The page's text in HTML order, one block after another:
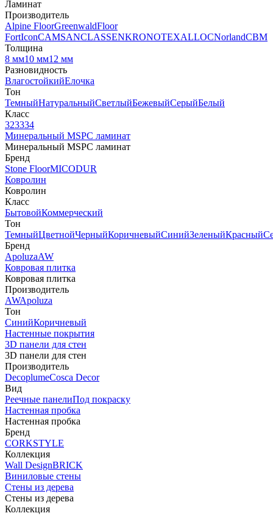
Ламинат
Производитель
Alpine FloorGreenwaldFloor
FortIconCAMSANCLASSENKRONOTEXALLOCNorlandCBM
Толщина
8 мм10 мм12 мм
Разновидность
ВлагостойкийЕлочка
Тон
ТемныйНатуральныйСветлыйБежевыйСерыйБелый
Класс
323334
Минеральный MSPC ламинат
Минеральный MSPC ламинат
Бренд
Stone FloorMICODUR
Ковролин
Ковролин
Класс
БытовойКоммерческий
Тон
ТемныйЦветнойЧерныйКоричневыйСинийЗеленыйКрасный
Бренд
ApoluzaAW
Ковровая плитка
Ковровая плитка
Производитель
AWApoluza
Тон
СинийКоричневый
Настенные покрытия
3D панели для стен
3D панели для стен
Производитель
DecoplumeCosca Decor
Вид
Реечные панелиПод покраску
Настенная пробка
Настенная пробка
Бренд
CORKSTYLE
Коллекция
Wall DesignBRICK
Виниловые стены
Стены из дерева
Стены из дерева
Коллекция